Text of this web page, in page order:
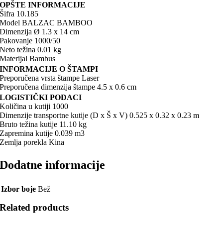
OPŠTE INFORMACIJE
Šifra 10.185
Model BALZAC BAMBOO
Dimenzija Ø 1.3 x 14 cm
Pakovanje 1000/50
Neto težina 0.01 kg
Materijal Bambus
INFORMACIJE O ŠTAMPI
Preporučena vrsta štampe Laser
Preporučena dimenzija štampe 4.5 x 0.6 cm
LOGISTIČKI PODACI
Količina u kutiji 1000
Dimenzije transportne kutije (D x Š x V) 0.525 x 0.32 x 0.23 m
Bruto težina kutije 11.10 kg
Zapremina kutije 0.039 m3
Zemlja porekla Kina
Dodatne informacije
Izbor boje Bež
Related products